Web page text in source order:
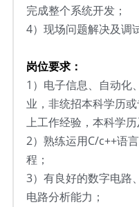
完成整个系统开发；
4） 现场问题解决及调试
岗位要求：
1） 电子信息、自动化
业，非统招本科学历
上工作经验，本科学
2） 熟练运用C/c++语
程；
3） 有良好的数字电路
电路分析能力；